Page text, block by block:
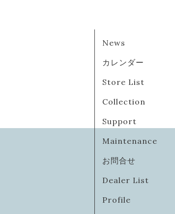
News
カレンダー
Store List
Collection
Support
Maintenance
お問合せ
Dealer List
Profile